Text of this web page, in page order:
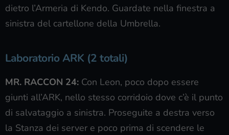
dietro l’Armeria di Kendo. Guardate nella finestra a
sinistra del cartellone della Umbrella.
Laboratorio ARK (2 totali)
MR. RACCON 24: Con Leon, poco dopo essere
giunti all’ARK, nello stesso corridoio dove c’è il punto
di salvataggio a sinistra. Proseguite a destra verso
la Stanza dei server e poco prima di scendere le